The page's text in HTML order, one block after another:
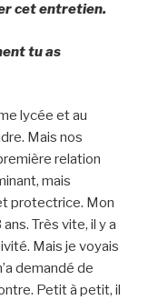
cet entretien.
tu as
lycée et au
Mais nos
relation
mais
protectrice. Mon
Très vite, il y a
Mais je voyais
demandé de
Petit à petit, il